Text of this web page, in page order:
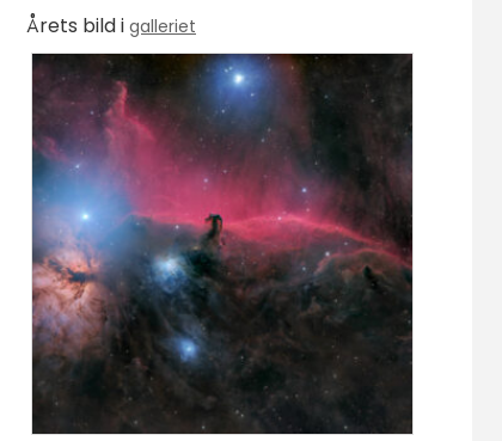
Årets bild i galleriet